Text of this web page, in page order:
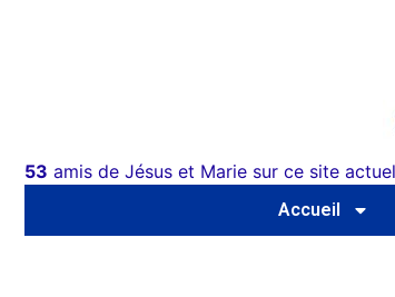
53 amis de Jésus et Marie sur ce site
Accueil